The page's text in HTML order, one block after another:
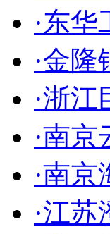
·东
·金隆
·浙
·南
·南
·江